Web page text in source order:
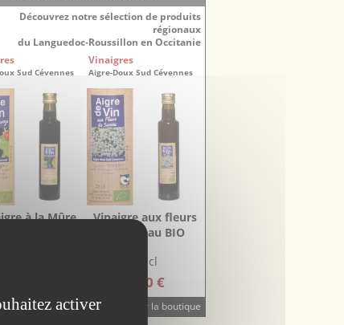
Découvrez notre sélection de produits
régionaux
du Languedoc-Roussillon en Occitanie
Sud Cévennes
à la Mûre
Vinaigres
Aigre-Doux Sud Cévennes
Vinaigre aux fleurs
de Sureau BIO
25 cl
5.20 €
Visiter la boutique
activer